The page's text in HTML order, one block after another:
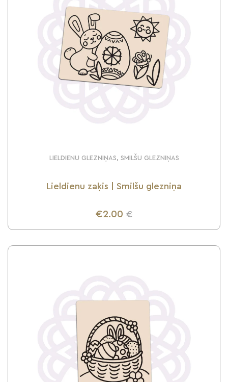
LIELDIENU GLEZNIŅAS, SMILŠU GLEZNIŅAS
Lieldienu zaķis | Smilšu glezniņa
€2.00 €
UZZINI VAIRĀK